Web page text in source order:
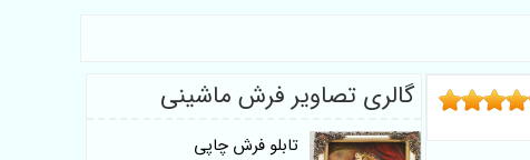
گالری تصاویر فرش ماشینی
تابلو فرش چاپی